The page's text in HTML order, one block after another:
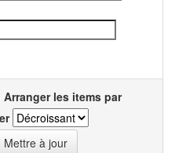
Arranger les items par